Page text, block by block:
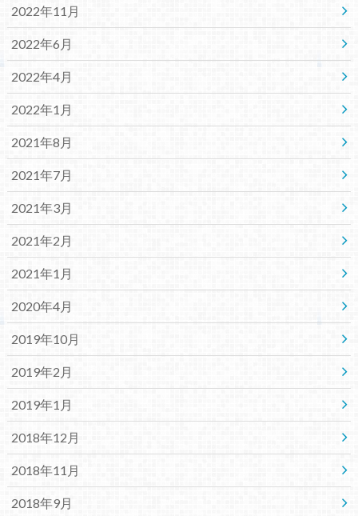
2022年11月
2022年6月
2022年4月
2022年1月
2021年8月
2021年7月
2021年3月
2021年2月
2021年1月
2020年4月
2019年10月
2019年2月
2019年1月
2018年12月
2018年11月
2018年9月